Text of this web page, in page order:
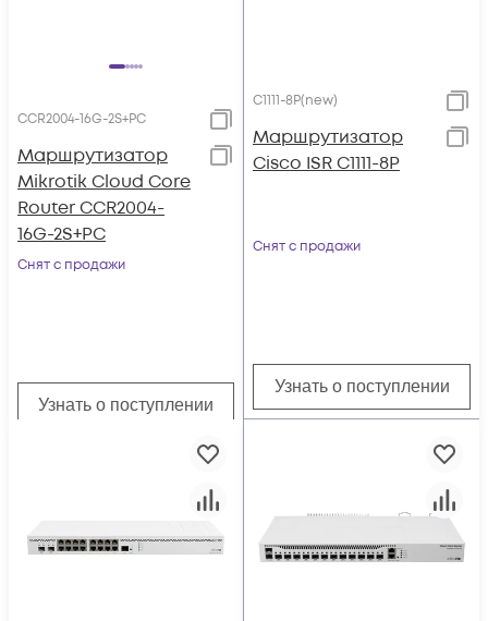
CCR2004-16G-2S+PC
Маршрутизатор
Mikrotik Cloud Core
Router CCR2004-
16G-2S+PC
Снят с продажи
Узнать о поступлении
C1111-8P(new)
Маршрутизатор
Cisco ISR C1111-8P
Снят с продажи
Узнать о поступлении